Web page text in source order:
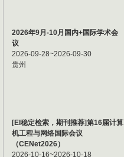
2026年9月-10月国内+国际学术会
议
2026-09-28~2026-09-30
贵州
[EI稳定检索，期刊推荐]第16届计算
机工程与网络国际会议
（CENet2026）
2026-10-16~2026-10-18